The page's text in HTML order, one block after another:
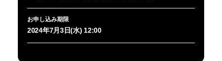
お申し込み期限
2024年7月3日(水) 12:00